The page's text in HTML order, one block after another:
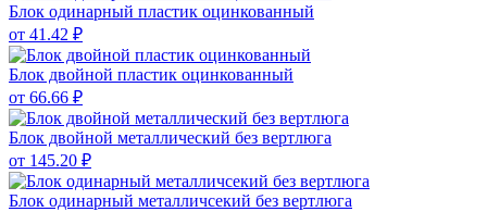
Блок одинарный пластик оцинкованный
от 41.42 ₽
Блок двойной пластик оцинкованный
от 66.66 ₽
Блок двойной металлический без вертлюга
от 145.20 ₽
Блок одинарный металличсекий без вертлюга